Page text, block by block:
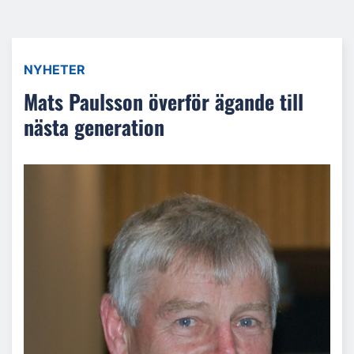
NYHETER
Mats Paulsson överför ägande till
nästa generation